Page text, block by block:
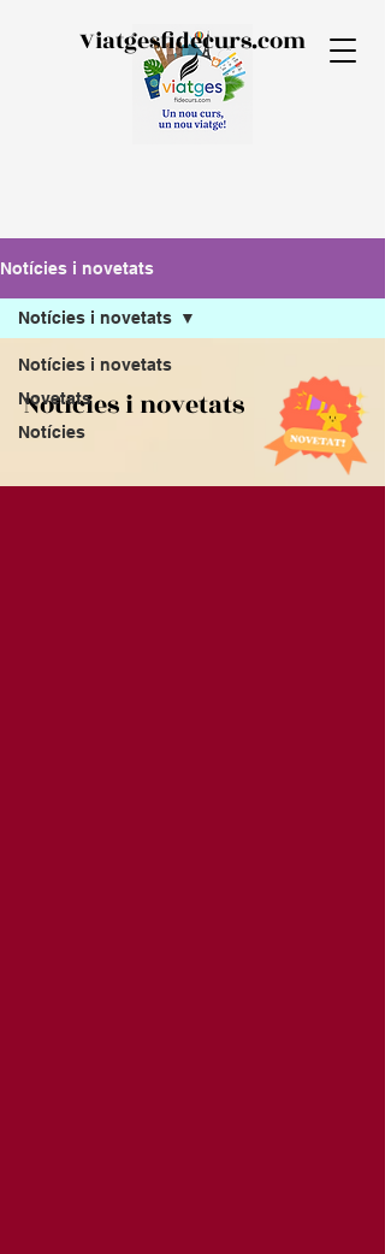
Viatgesfidecurs.com
Notícies i novetats
Notícies i novetats
Novetats
Notícies
Notícies i novetats
Notícies i novetats